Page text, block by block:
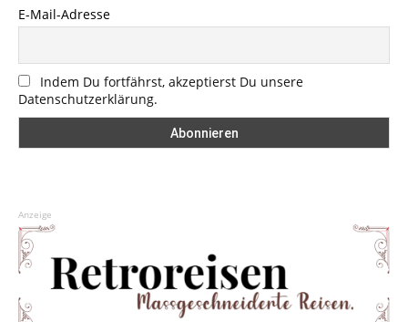
E-Mail-Adresse
Indem Du fortfährst, akzeptierst Du unsere
Datenschutzerklärung.
Anzeige